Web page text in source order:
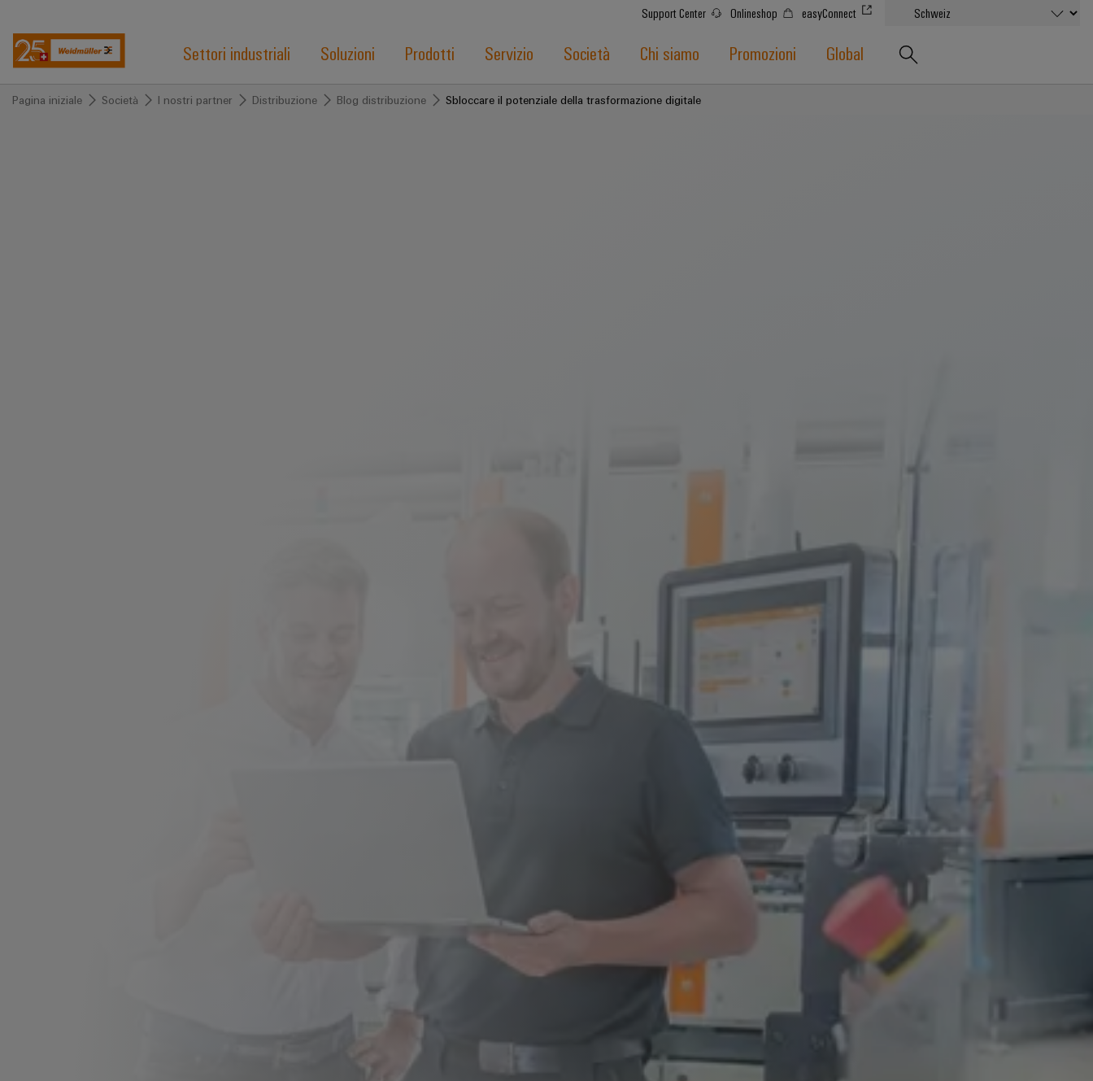
Support Center Onlineshop easyConnect
Settori industriali Soluzioni Prodotti Servizio Società Chi siamo Promozioni Global
Pagina iniziale Società I nostri partner Distribuzione Blog distribuzione Sbloccare il potenziale della trasformazione digitale